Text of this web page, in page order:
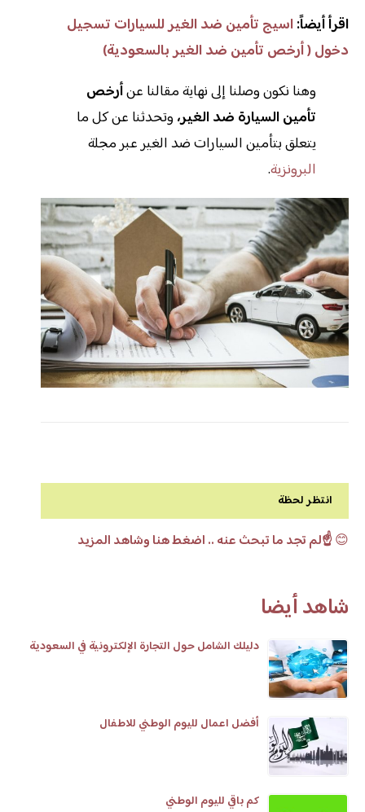
اقرأ أيضاً: اسيج تأمين ضد الغير للسيارات تسجيل
دخول ( أرخص تأمين ضد الغير بالسعودية)
وهنا نكون وصلنا إلى نهاية مقالنا عنأرخص
تأمين السيارة ضد الغير، وتحدثنا عن كل ما
يتعلق بتأمين السيارات ضد الغير عبر مجلة
البرونزية.
انتظر لحظة
😊☝️لم تجد ما تبحث عنه .. اضغط هنا وشاهد المزيد
شاهد أيضا
دليلك الشامل حول التجارة الإلكترونية في السعودية
أفضل اعمال لليوم الوطني للاطفال
كم باقي لليوم الوطني